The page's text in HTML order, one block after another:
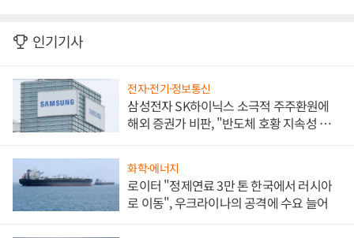
인기기사
전자·전기·정보통신
삼성전자 SK하이닉스 소극적 주주환원에
해외 증권가 비판, "반도체 호황 지속성 의
화학·에너지
로이터 "정제연료 3만 톤 한국에서 러시아
로 이동", 우크라이나의 공격에 수요 늘어